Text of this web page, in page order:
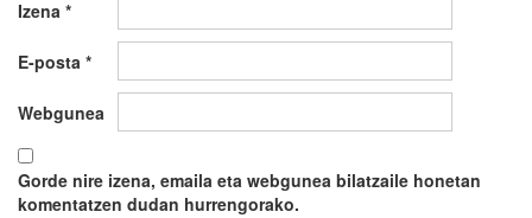
Izena *
E-posta *
Webgunea
Gorde nire izena, emaila eta webgunea bilatzaile honetan
komentatzen dudan hurrengorako.